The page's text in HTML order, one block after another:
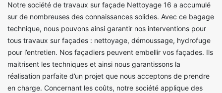
Notre société de travaux sur façade Nettoyage 16 a accumulé
sur de nombreuses des connaissances solides. Avec ce bagage
technique, nous pouvons ainsi garantir nos interventions pour
tous travaux sur façades : nettoyage, démoussage, hydrofuge
pour l’entretien. Nos façadiers peuvent embellir vos façades. Ils
maitrisent les techniques et ainsi nous garantissons la
réalisation parfaite d’un projet que nous acceptons de prendre
en charge. Concernant les coûts, notre société applique des